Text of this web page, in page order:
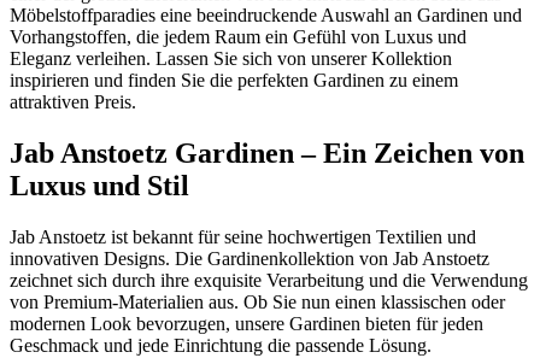
Möbelstoffparadies eine beeindruckende Auswahl an Gardinen und
Vorhangstoffen, die jedem Raum ein Gefühl von Luxus und
Eleganz verleihen. Lassen Sie sich von unserer Kollektion
inspirieren und finden Sie die perfekten Gardinen zu einem
attraktiven Preis.
Jab Anstoetz Gardinen – Ein Zeichen von
Luxus und Stil
Jab Anstoetz ist bekannt für seine hochwertigen Textilien und
innovativen Designs. Die Gardinenkollektion von Jab Anstoetz
zeichnet sich durch ihre exquisite Verarbeitung und die Verwendung
von Premium-Materialien aus. Ob Sie nun einen klassischen oder
modernen Look bevorzugen, unsere Gardinen bieten für jeden
Geschmack und jede Einrichtung die passende Lösung.